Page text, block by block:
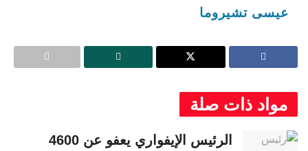
عيسى تشيروما
مواد ذات صلة
الرئيس الإيفواري يعفو عن 4600